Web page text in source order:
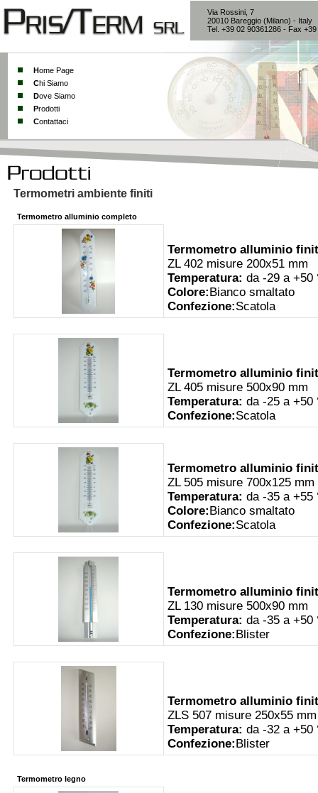
Via Rossini, 7
20010 Bareggio (Milano) - Italy
Tel. +39 02 90361286 - Fax
Home Page
Chi Siamo
Dove Siamo
Prodotti
Contattaci
Termometri ambiente finiti
Termometro alluminio completo
Termometro alluminio
ZL 402 misure 200x51 mm
Temperatura: da -29 a +50
Colore:Bianco smaltato
Confezione:Scatola
Termometro alluminio
ZL 405 misure 500x90 mm
Temperatura: da -25 a +50
Confezione:Scatola
Termometro alluminio
ZL 505 misure 700x125 mm
Temperatura: da -35 a +55
Colore:Bianco smaltato
Confezione:Scatola
Termometro alluminio
ZL 130 misure 500x90 mm
Temperatura: da -35 a +50
Confezione:Blister
Termometro alluminio
ZLS 507 misure 250x55 mm
Temperatura: da -32 a +50
Confezione:Blister
Termometro legno